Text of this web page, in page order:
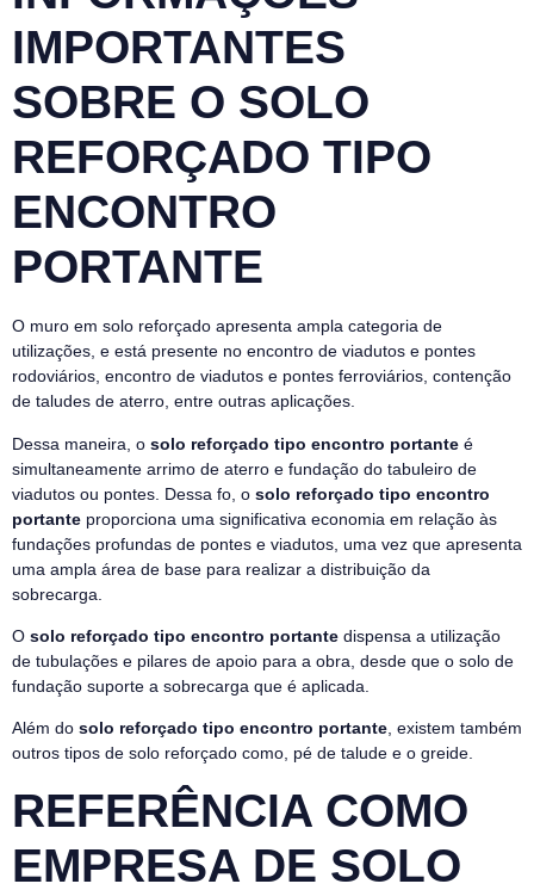
IMPORTANTES
SOBRE O SOLO
REFORÇADO TIPO
ENCONTRO
PORTANTE
O muro em solo reforçado apresenta ampla categoria de
utilizações, e está presente no encontro de viadutos e pontes
rodoviários, encontro de viadutos e pontes ferroviários, contenção
de taludes de aterro, entre outras aplicações.
Dessa maneira, o solo reforçado tipo encontro portante é
simultaneamente arrimo de aterro e fundação do tabuleiro de
viadutos ou pontes. Dessa fo, o solo reforçado tipo encontro
portante proporciona uma significativa economia em relação às
fundações profundas de pontes e viadutos, uma vez que apresenta
uma ampla área de base para realizar a distribuição da
sobrecarga.
O solo reforçado tipo encontro portante dispensa a utilização
de tubulações e pilares de apoio para a obra, desde que o solo de
fundação suporte a sobrecarga que é aplicada.
Além do solo reforçado tipo encontro portante, existem também
outros tipos de solo reforçado como, pé de talude e o greide.
REFERÊNCIA COMO
EMPRESA DE SOLO